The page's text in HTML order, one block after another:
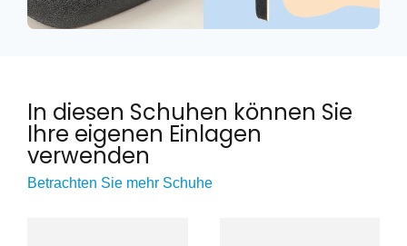
In diesen Schuhen können Sie
Ihre eigenen Einlagen
verwenden
Betrachten Sie mehr Schuhe